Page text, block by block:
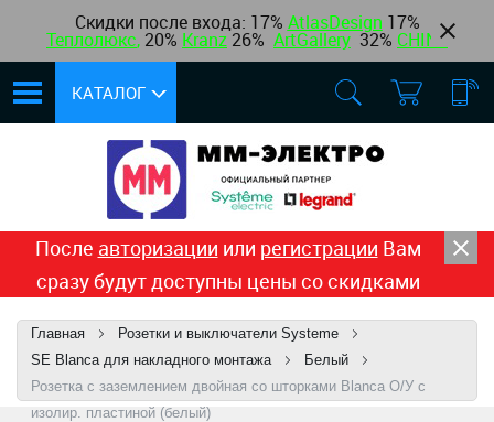
Скидки после входа: 17% AtlasDesign 17%
Теплолюкс, 20% Kranz 26% ArtGallery 32% CHINT
КАТАЛОГ
После авторизации или регистрации Вам
сразу будут доступны цены со скидками
Главная
Розетки и выключатели Systeme
SE Blanca для накладного монтажа
Белый
Розетка с заземлением двойная со шторками Blanca О/У с
изолир. пластиной (белый)